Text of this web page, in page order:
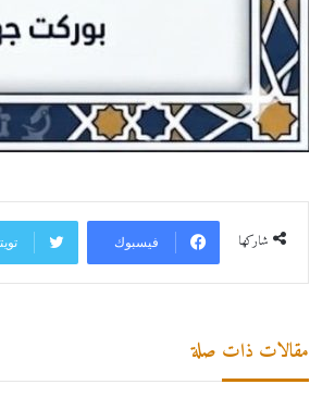
شاركها فيسبوك
مقالات ذات صلة